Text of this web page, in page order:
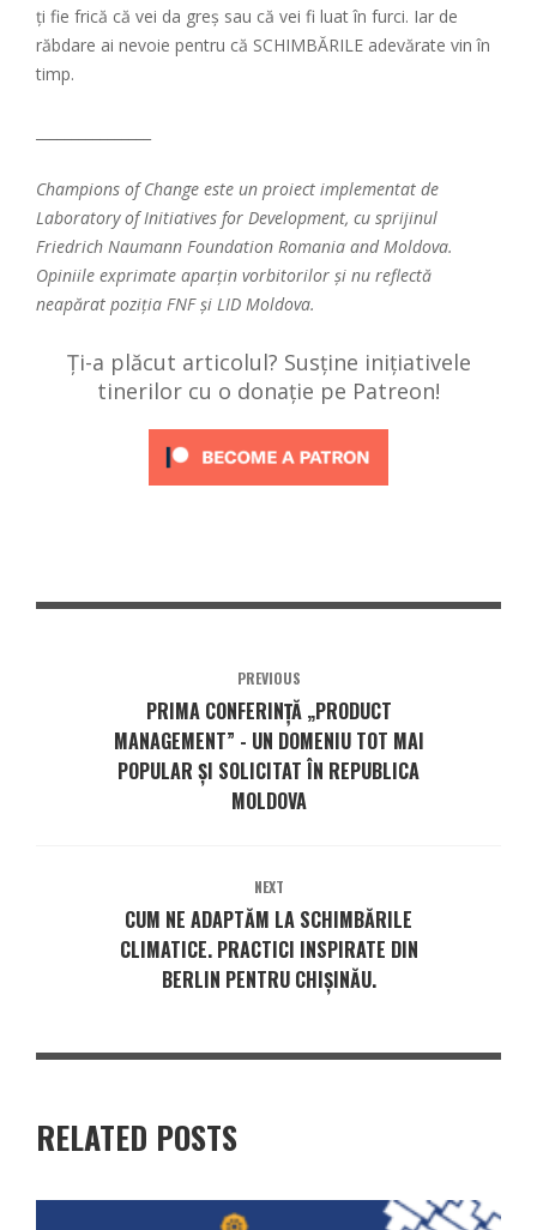
ți fie frică că vei da greș sau că vei fi luat în furci. Iar de
răbdare ai nevoie pentru că SCHIMBĂRILE adevărate vin în
timp.
Champions of Change este un proiect implementat de
Laboratory of Initiatives for Development, cu sprijinul
Friedrich Naumann Foundation Romania and Moldova.
Opiniile exprimate aparțin vorbitorilor și nu reflectă
neapărat poziția FNF și LID Moldova.
Ți-a plăcut articolul? Susține inițiativele
tinerilor cu o donație pe Patreon!
PREVIOUS
PRIMA CONFERINȚĂ „PRODUCT
MANAGEMENT” - UN DOMENIU TOT MAI
POPULAR ȘI SOLICITAT ÎN REPUBLICA
MOLDOVA
NEXT
CUM NE ADAPTĂM LA SCHIMBĂRILE
CLIMATICE. PRACTICI INSPIRATE DIN
BERLIN PENTRU CHIȘINĂU.
RELATED POSTS